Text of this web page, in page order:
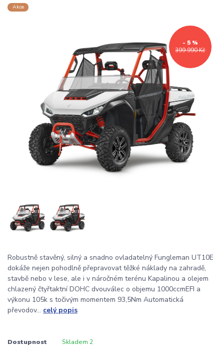
Akce
399 990 Kč
- 5 %
Robustně stavěný, silný a snadno ovladatelný Fungleman UT10E
dokáže nejen pohodlně přepravovat těžké náklady na zahradě,
stavbě nebo v lese, ale i v náročném terénu Kapalinou a olejem
chlazený čtyřtaktní DOHC dvouválec o objemu 1000ccmEFI a
výkonu 105k s točivým momentem 93,5Nm Automatická
převodov... celý popis
Dostupnost Skladem 2